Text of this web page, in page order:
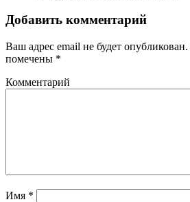
Добавить комментарий
Ваш адрес email не будет опубликован.
помечены *
Комментарий
Имя *